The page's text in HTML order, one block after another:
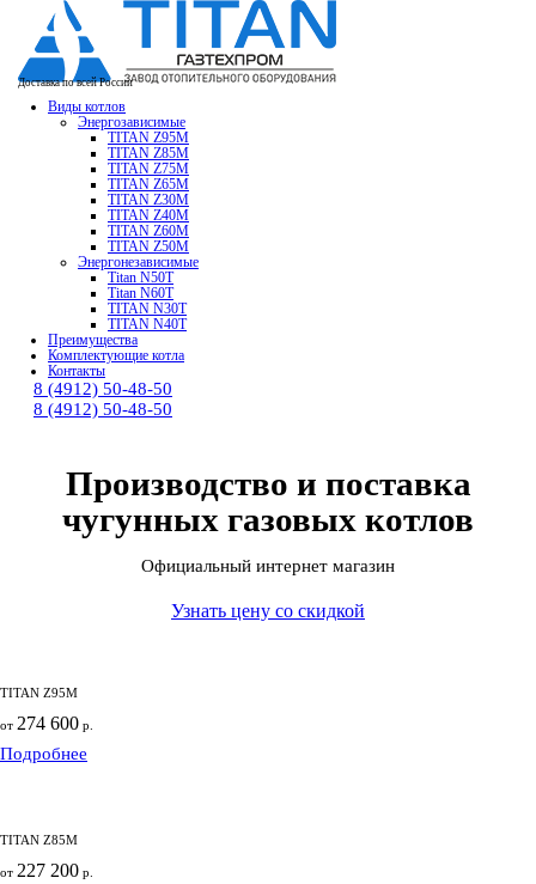
Доставка по всей России
Виды котлов
Энергозависимые
TITAN Z95M
TITAN Z85M
TITAN Z75M
TITAN Z65M
TITAN Z30M
TITAN Z40M
TITAN Z60M
TITAN Z50M
Энергонезависимые
Titan N50T
Titan N60T
TITAN N30T
TITAN N40T
Преимущества
Комплектующие котла
Контакты
8 (4912) 50-48-50
8 (4912) 50-48-50
Производство и поставка
чугунных газовых котлов
Официальный интернет магазин
Узнать цену со скидкой
TITAN Z95M
от 274 600 р.
Подробнее
TITAN Z85M
от 227 200 р.